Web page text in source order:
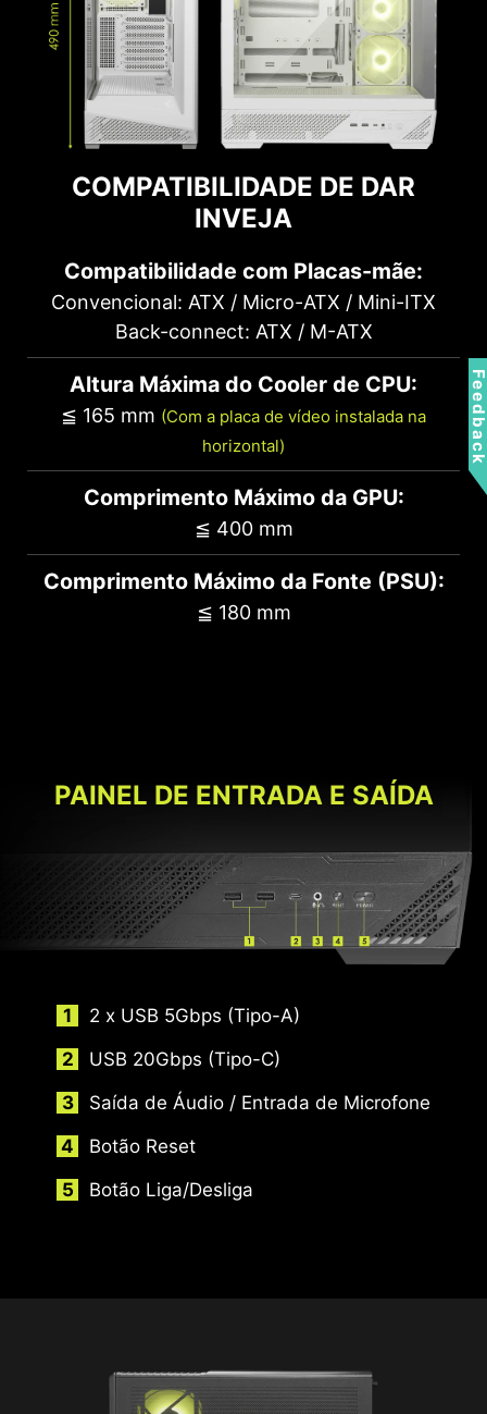
COMPATIBILIDADE DE DAR
INVEJA
Compatibilidade com Placas-mãe:
Convencional: ATX / Micro-ATX / Mini-ITX
Back-connect: ATX / M-ATX
Altura Máxima do Cooler de CPU:
≦ 165 mm (Com a placa de vídeo instalada na
horizontal)
Comprimento Máximo da GPU:
≦ 400 mm
Comprimento Máximo da Fonte (PSU):
≦ 180 mm
3 x 2.5"
2 x 3.5”
PAINEL DE ENTRADA E SAÍDA
2 x USB 5Gbps (Tipo-A)
USB 20Gbps (Tipo-C)
Saída de Áudio / Entrada de Microfone
Botão Reset
Botão Liga/Desliga